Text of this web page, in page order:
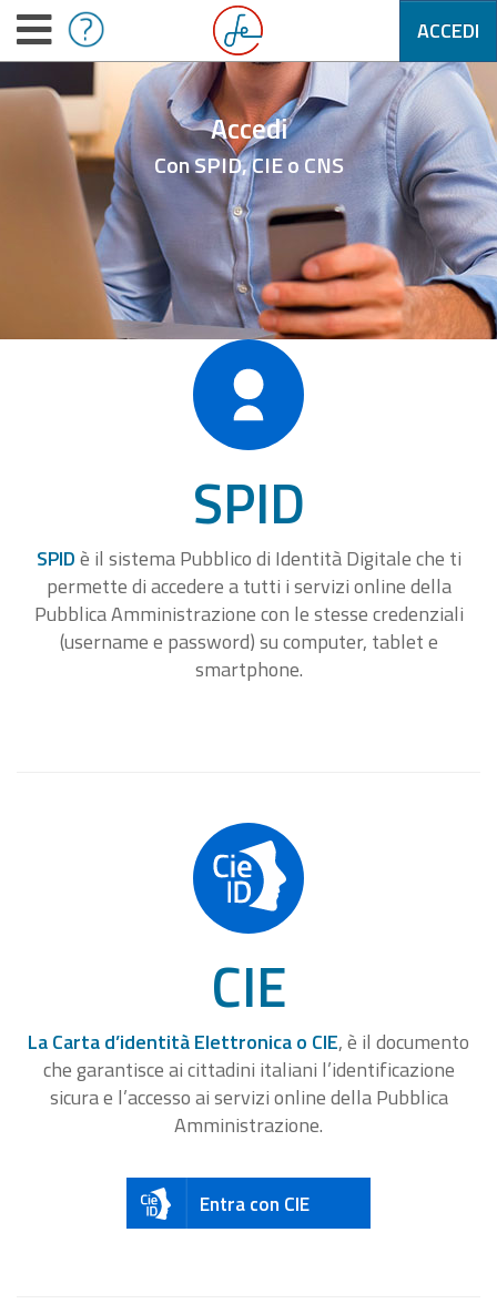
ACCEDI
Accedi
Con SPID, CIE o CNS
SPID
SPIDè il sistema Pubblico di Identità Digitale che ti
permette di accedere a tutti i servizi online della
Pubblica Amministrazione con le stesse credenziali
(username e password) su computer, tablet e
smartphone.
CIE
La Carta d’identità Elettronica o CIE, è il documento
che garantisce ai cittadini italiani l’identificazione
sicura e l’accesso ai servizi online della Pubblica
Amministrazione.
Entra con CIE